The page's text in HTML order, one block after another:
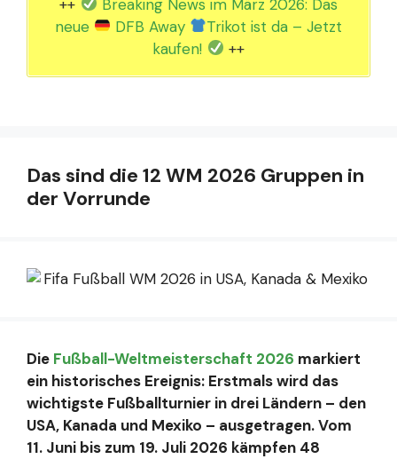
++
Breaking News im März 2026: Das
neue
DFB Away
Trikot ist da – Jetzt
kaufen!
++
Das sind die 12 WM 2026 Gruppen in
der Vorrunde
Die Fußball-Weltmeisterschaft 2026 markiert
ein historisches Ereignis: Erstmals wird das
wichtigste Fußballturnier in drei Ländern – den
USA, Kanada und Mexiko – ausgetragen. Vom
11. Juni bis zum 19. Juli 2026 kämpfen 48